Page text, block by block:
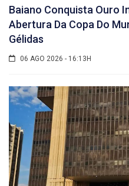
Baiano Conquista Ouro
Abertura Da Copa Do
Gélidas
06 AGO 2026 - 16:13H